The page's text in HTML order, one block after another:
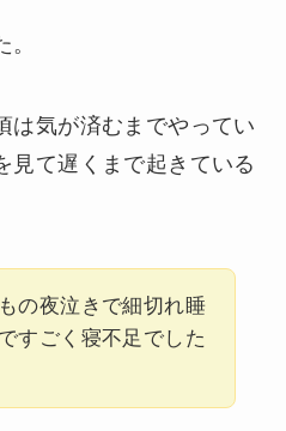
は気が済むまでやってい
見て遅くまで起きている
の夜泣きで細切れ睡
すごく寝不足でした